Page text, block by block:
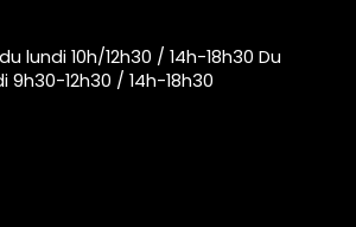
lundi 10h/12h30 / 14h-18h30 Du
12h30 / 14h-18h30